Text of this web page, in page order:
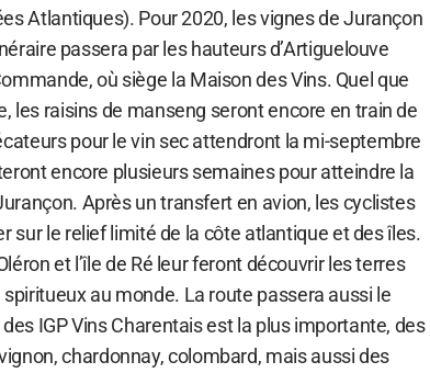
Atlantiques). Pour 2020, les vignes de Jurançon
passera par les hauteurs d’Artiguelouve
où siège la Maison des Vins. Quel que
les raisins de manseng seront encore en train de
pour le vin sec attendront la mi-septembre
encore plusieurs semaines pour atteindre la
Après un transfert en avion, les cyclistes
sur le relief limité de la côte atlantique et des îles.
et l’île de Ré leur feront découvrir les terres
au monde. La route passera aussi le
IGP Vins Charentais est la plus importante, des
chardonnay, colombard, mais aussi des